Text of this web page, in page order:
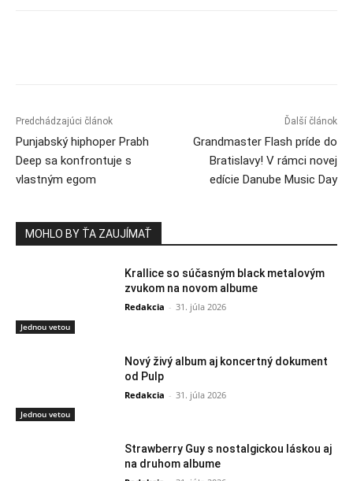
Predchádzajúci článok
Punjabský hiphoper Prabh
Deep sa konfrontuje s
vlastným egom
Ďalší článok
Grandmaster Flash príde do
Bratislavy! V rámci novej
edície Danube Music Day
MOHLO BY ŤA ZAUJÍMAŤ
Jednou vetou
Krallice so súčasným black metalovým
zvukom na novom albume
Redakcia - 31. júla 2026
Jednou vetou
Nový živý album aj koncertný dokument
od Pulp
Redakcia - 31. júla 2026
Strawberry Guy s nostalgickou láskou aj
na druhom albume